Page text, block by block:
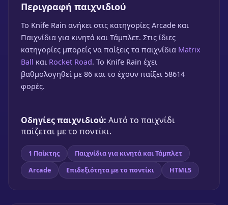
★87%🎮 1 Παίκτης
Παίξε δωρεάν
Περιγραφή παιχνιδιού
To Knife Rain ανήκει στις κατηγορίες Arcade και
Παιχνίδια για κινητά και Τάμπλετ. Στις ίδιες
κατηγορίες μπορείς να παίξεις τα παιχνίδια Matrix
Ball και Rocket Road. Το Knife Rain έχει
βαθμολογηθεί με 86 και το έχουν παίξει 58614
φορές.
Οδηγίες παιχνιδιού: Αυτό το παιχνίδι
παίζεται με το ποντίκι.
1 Παίκτης
Παιχνίδια για κινητά και Τάμπλετ
Arcade
Επιδεξιότητα με το ποντίκι HTML5